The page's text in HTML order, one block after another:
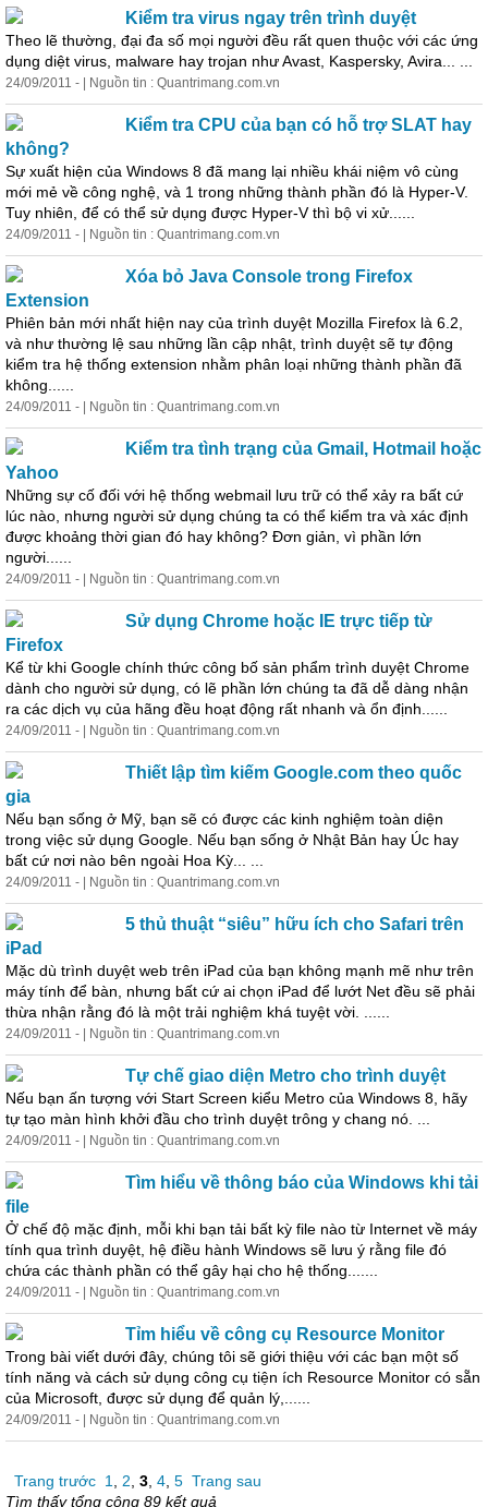
Kiểm tra virus ngay trên trình duyệt
Theo lẽ thường, đại đa số mọi người đều rất quen thuộc với các ứng
dụng diệt virus, malware hay trojan như Avast, Kaspersky, Avira... ...
24/09/2011 - | Nguồn tin : Quantrimang.com.vn
Kiểm tra CPU của bạn có hỗ trợ SLAT hay
không?
Sự xuất hiện của Windows 8 đã mang lại nhiều khái niệm vô cùng
mới mẻ về công nghệ, và 1 trong những thành phần đó là Hyper-V.
Tuy nhiên, để có thể sử dụng được Hyper-V thì bộ vi xử......
24/09/2011 - | Nguồn tin : Quantrimang.com.vn
Xóa bỏ Java Console trong Firefox
Extension
Phiên bản mới nhất hiện nay của trình duyệt Mozilla Firefox là 6.2,
và như thường lệ sau những lần cập nhật, trình duyệt sẽ tự động
kiểm tra hệ thống extension nhằm phân loại những thành phần đã
không......
24/09/2011 - | Nguồn tin : Quantrimang.com.vn
Kiểm tra tình trạng của Gmail, Hotmail hoặc
Yahoo
Những sự cố đối với hệ thống webmail lưu trữ có thể xảy ra bất cứ
lúc nào, nhưng người sử dụng chúng ta có thể kiểm tra và xác định
được khoảng thời gian đó hay không? Đơn giản, vì phần lớn
người......
24/09/2011 - | Nguồn tin : Quantrimang.com.vn
Sử dụng Chrome hoặc IE trực tiếp từ
Firefox
Kể từ khi Google chính thức công bố sản phẩm trình duyệt Chrome
dành cho người sử dụng, có lẽ phần lớn chúng ta đã dễ dàng nhận
ra các dịch vụ của hãng đều hoạt động rất nhanh và ổn định......
24/09/2011 - | Nguồn tin : Quantrimang.com.vn
Thiết lập tìm kiếm Google.com theo quốc
gia
Nếu bạn sống ở Mỹ, bạn sẽ có được các kinh nghiệm toàn diện
trong việc sử dụng Google. Nếu bạn sống ở Nhật Bản hay Úc hay
bất cứ nơi nào bên ngoài Hoa Kỳ... ...
24/09/2011 - | Nguồn tin : Quantrimang.com.vn
5 thủ thuật “siêu” hữu ích cho Safari trên
iPad
Mặc dù trình duyệt web trên iPad của bạn không mạnh mẽ như trên
máy tính để bàn, nhưng bất cứ ai chọn iPad để lướt Net đều sẽ phải
thừa nhận rằng đó là một trải nghiệm khá tuyệt vời. ......
24/09/2011 - | Nguồn tin : Quantrimang.com.vn
Tự chế giao diện Metro cho trình duyệt
Nếu bạn ấn tượng với Start Screen kiểu Metro của Windows 8, hãy
tự tạo màn hình khởi đầu cho trình duyệt trông y chang nó. ...
24/09/2011 - | Nguồn tin : Quantrimang.com.vn
Tìm hiểu về thông báo của Windows khi tải
file
Ở chế độ mặc định, mỗi khi bạn tải bất kỳ file nào từ Internet về máy
tính qua trình duyệt, hệ điều hành Windows sẽ lưu ý rằng file đó
chứa các thành phần có thể gây hại cho hệ thống.......
24/09/2011 - | Nguồn tin : Quantrimang.com.vn
Tỉm hiểu về công cụ Resource Monitor
Trong bài viết dưới đây, chúng tôi sẽ giới thiệu với các bạn một số
tính năng và cách sử dụng công cụ tiện ích Resource Monitor có sẵn
của Microsoft, được sử dụng để quản lý,......
24/09/2011 - | Nguồn tin : Quantrimang.com.vn
Trang trước 1 2 3 4 5 Trang sau
Tìm thấy tổng cộng 89 kết quả